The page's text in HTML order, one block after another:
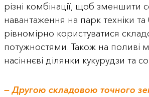
різні комбінації, щоб зменшити
навантаження на парк техніки та
рівномірно користуватися
потужностями. Також на поливі
насіннєві ділянки кукурудзи та
— Другою складовою точного